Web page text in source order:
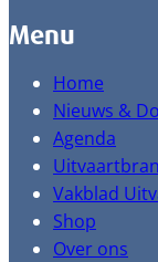
Menu
Home
Nieuws &
Agenda
Vakblad
Shop
Over ons